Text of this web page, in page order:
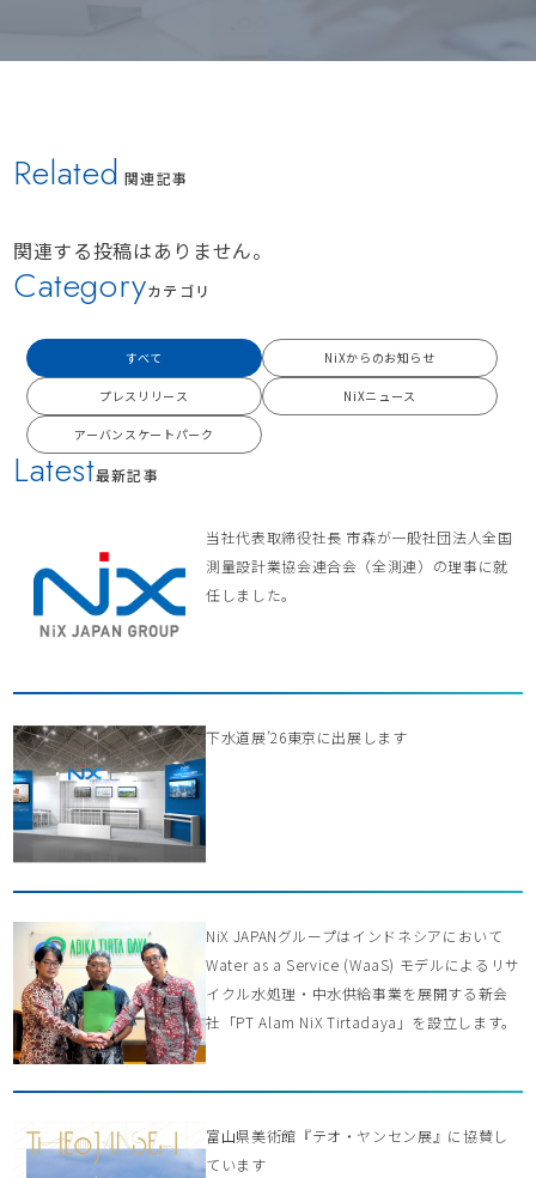
Related 関連記事
関連する投稿はありません。
Latest最新記事
当社代表取締役社長 市森が一般社団法人全国
測量設計業協会連合会（全測連）の理事に就
任しました。
下水道展’26東京に出展します
NiX JAPANグループはインドネシアにおいて
Water as a Service (WaaS) モデルによるリサ
イクル水処理・中水供給事業を展開する新会
社「PT Alam NiX Tirtadaya」を設立します。
富山県美術館『テオ・ヤンセン展』に協賛し
ています
Categoryカテゴリ
すべて NiXからのお知らせ
プレスリリース NiXニュース
アーバンスケートパーク